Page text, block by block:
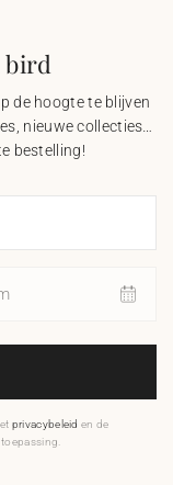
bird
de hoogte te blijven
nieuwe collecties…
bestelling!
privacybeleid en de